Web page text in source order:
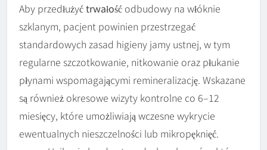
Aby przedłużyćtrwałość odbudowy na włóknie
szklanym, pacjent powinien przestrzegać
standardowych zasad higieny jamy ustnej, w tym
regularne szczotkowanie, nitkowanie oraz płukanie
płynami wspomagającymi remineralizację. Wskazane
są również okresowe wizyty kontrolne co 6–12
miesięcy, które umożliwiają wczesne wykrycie
ewentualnych nieszczelności lub mikropęknięć.